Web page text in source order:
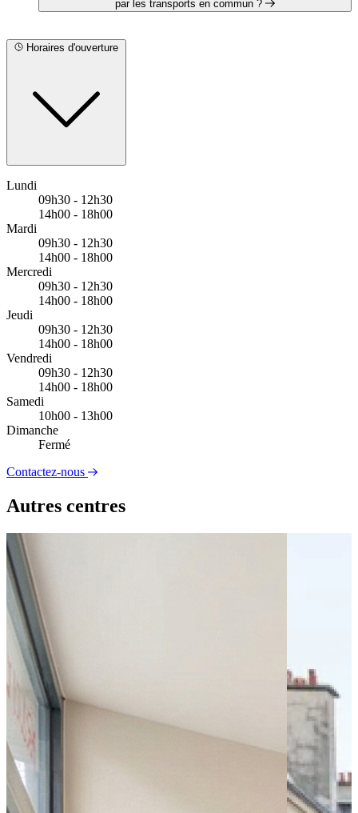
https://www.krys.com/document/12391713.html?
par les transports en commun ?
des arrêts suivants :
Bus - Cerisiers
Horaires d'ouverture
Lundi
09h30 - 12h30
14h00 - 18h00
Mardi
09h30 - 12h30
14h00 - 18h00
Mercredi
09h30 - 12h30
14h00 - 18h00
Jeudi
09h30 - 12h30
14h00 - 18h00
Vendredi
09h30 - 12h30
14h00 - 18h00
Samedi
10h00 - 13h00
Dimanche
Fermé
Contactez-nous
Autres centres